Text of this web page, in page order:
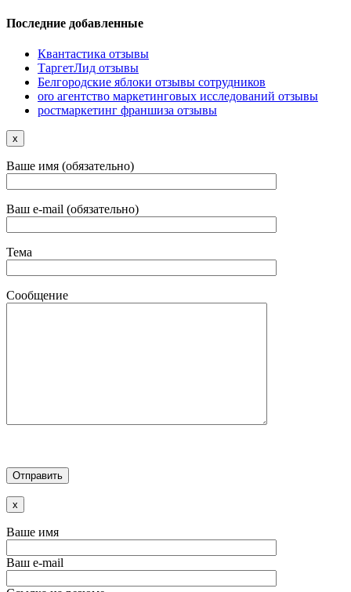
Последние добавленные
Квантастика отзывы
ТаргетЛид отзывы
Белгородские яблоки отзывы сотрудников
oro агентство маркетинговых исследований отзывы
ростмаркетинг франшиза отзывы
x
Ваше имя (обязательно)
Ваш e-mail (обязательно)
Тема
Сообщение
x
Ваше имя
Ваш e-mail